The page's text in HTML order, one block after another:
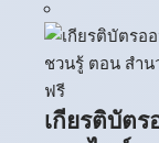
เกียรติบัต